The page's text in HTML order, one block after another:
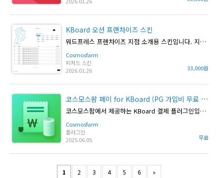
KBoard 오션 프랜차이즈 스킨
워드프레스 프랜차이즈 지점 소개용 스킨입니다. 지도위에 지점을 표시 해줍니다.
Cosmosfarm
피처드 스킨
2026.01.26
33,000원
코스모스팜 페이 for KBoard (PG 가입비 무료 이벤트)
코스모스팜에서 제공하는 KBoard 결제 플러그인입니다.
Cosmosfarm
플러그인
2025.06.05
무료
1 2 3 4 5 6 »